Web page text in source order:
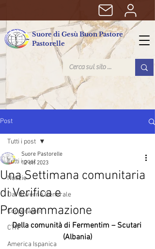
Suore di Gesù Buon Pastore
Pastorelle
Post
Tutti i post
Notizie
Dal Governo Generale
Cooperatori
CTN
America Ispanica
Tutti i post
Una Settimana comunitaria
di Verifica e
Programmazione
Suore Pastorelle
12 ott 2023
Della comunità di Fermentim – Scutari
(Albania)